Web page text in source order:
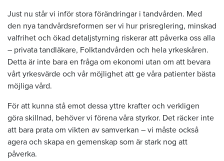
Just nu står vi inför stora förändringar i tandvården. Med
den nya tandvårdsreformen ser vi hur prisreglering, minskad
valfrihet och ökad detaljstyrning riskerar att påverka oss alla
– privata tandläkare, Folktandvården och hela yrkeskåren.
Detta är inte bara en fråga om ekonomi utan om att bevara
vårt yrkesvärde och vår möjlighet att ge våra patienter bästa
möjliga vård.
För att kunna stå emot dessa yttre krafter och verkligen
göra skillnad, behöver vi förena våra styrkor. Det räcker inte
att bara prata om vikten av samverkan – vi måste också
agera och skapa en gemenskap som är stark nog att
påverka.